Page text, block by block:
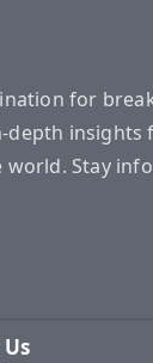
for
depth insights
world. Stay